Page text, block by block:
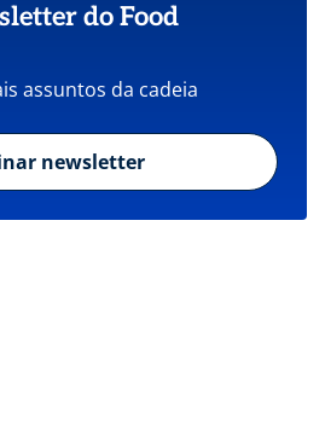
do Food
assuntos da cadeia
newsletter